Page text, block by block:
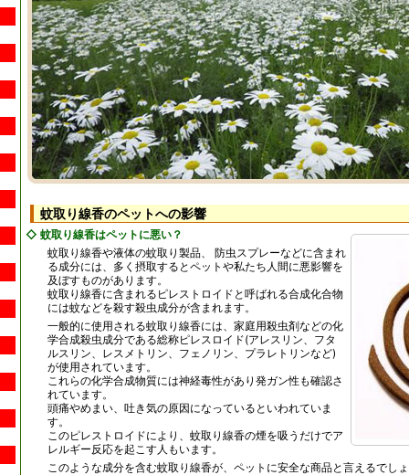
蚊取り線香のペットへの影響
◇ 蚊取り線香はペットに悪い？
蚊取り線香や液体の蚊取り製品、 防虫スプレーなどに含まれ
る成分には、多く摂取するとペットや私たち人間に悪影響を
及ぼすものがあります。
蚊取り線香に含まれるピレストロイドと呼ばれる合成化合物
には蚊などを殺す殺虫成分が含まれます。
一般的に使用される蚊取り線香には、家庭用殺虫剤などの化
学合成殺虫成分である総称ピレスロイド(アレスリン、フタ
ルスリン、レスメトリン、フェノリン、プラレトリンなど)
が使用されています。
これらの化学合成物質には神経毒性があり発ガン性も確認さ
れています。
頭痛やめまい、吐き気の原因になっているといわれていま
す。
このピレストロイドにより、蚊取り線香の煙を吸うだけでア
レルギー反応を起こす人もいます。
このような成分を含む蚊取り線香が、ペットに安全な商品と言えるでし